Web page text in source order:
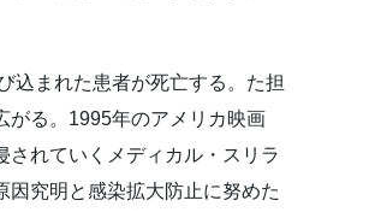
込まれた患者が死亡する。た担
がる。1995年のアメリカ映画
されていくメディカル・スリラ
究明と感染拡大防止に努めた